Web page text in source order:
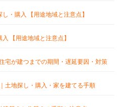
・購入 【用途地域と注意点】
【用途地域と注意点】
宅が建つまでの期間・遅延要因・対策
土地探し・購入・家を建てる手順